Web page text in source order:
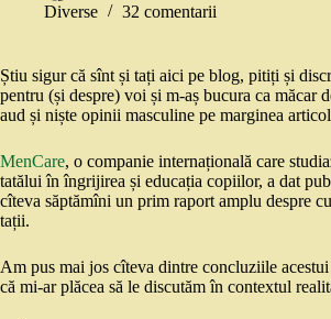
Diverse
32 comentarii
Știu sigur că sînt și tați aici pe blog, pitiți și
pentru (și despre) voi și m-aș bucura ca măcar
aud și niște opinii masculine pe marginea
MenCare, o companie internațională care
tatălui în îngrijirea și educația copiilor, a dat
cîteva săptămîni un prim raport amplu despre
tații.
Am pus mai jos cîteva dintre concluziile
că mi-ar plăcea să le discutăm în contextul